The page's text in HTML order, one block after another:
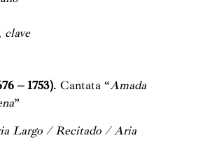
clave
– 1753). Cantata “Amada
”
Largo / Recitado / Aria